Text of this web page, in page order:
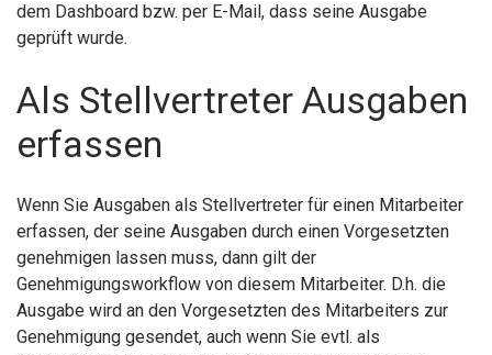
dem Dashboard bzw. per E-Mail, dass seine Ausgabe
geprüft wurde.
Als Stellvertreter Ausgaben
erfassen
Wenn Sie Ausgaben als Stellvertreter für einen Mitarbeiter
erfassen, der seine Ausgaben durch einen Vorgesetzten
genehmigen lassen muss, dann gilt der
Genehmigungsworkflow von diesem Mitarbeiter. D.h. die
Ausgabe wird an den Vorgesetzten des Mitarbeiters zur
Genehmigung gesendet, auch wenn Sie evtl. als